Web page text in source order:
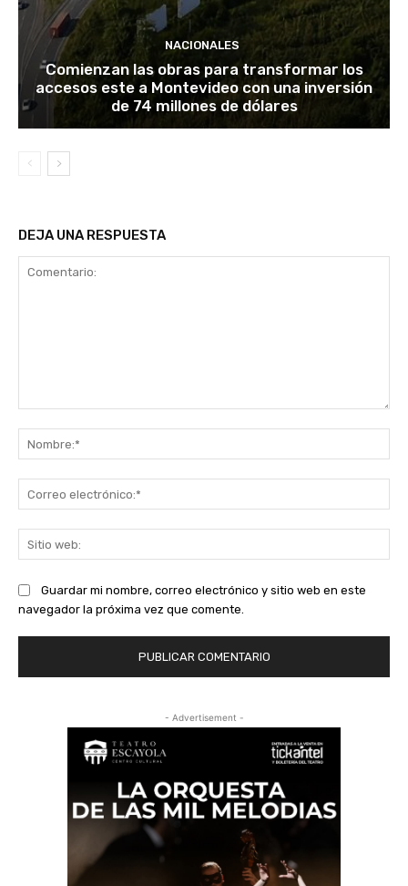
NACIONALES
Comienzan las obras para transformar los
accesos este a Montevideo con una inversión
de 74 millones de dólares
DEJA UNA RESPUESTA
Guardar mi nombre, correo electrónico y sitio web en este
navegador la próxima vez que comente.
- Advertisement -